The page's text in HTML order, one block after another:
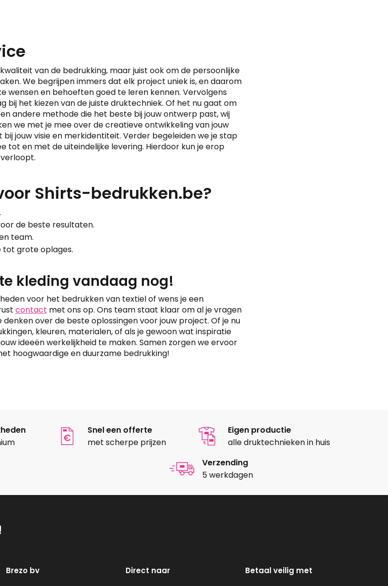
van de bedrukking, maar juist ook om de persoonlijke
We begrijpen immers dat elk project uniek is, en daarom
wensen en behoeften goed te leren kennen. Vervolgens
bij het kiezen van de juiste druktechniek. Of het nu gaat om
andere methode die het beste bij jouw ontwerp past, wij
we met je mee over de creatieve ontwikkeling van jouw
jouw visie en merkidentiteit. Verder begeleiden we je stap
tot en met de uiteindelijke levering. Hierdoor kun je erop
Shirts-bedrukken.be?
de beste resultaten.
team.
tot grote oplages.
kleding vandaag nog!
voor het bedrukken van textiel of wens je een
contact met ons op. Ons team staat klaar om al je vragen
over de beste oplossingen voor jouw project. Of je nu
kleuren, materialen, of als je gewoon wat inspiratie
ideeën werkelijkheid te maken. Samen zorgen we ervoor
hoogwaardige en duurzame bedrukking!
Snel een offerte
met scherpe prijzen
Eigen productie
alle druktechnieken in huis
Verzending
5 werkdagen
Brezo bv
Direct naar
Betaal veilig met